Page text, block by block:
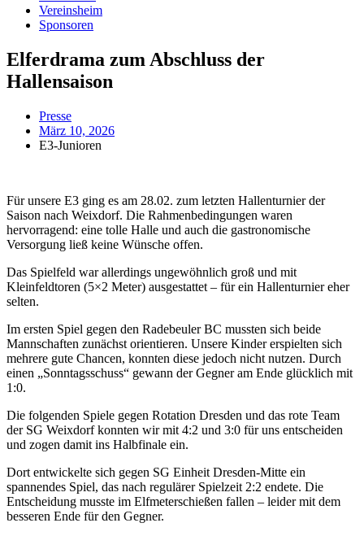
Vereinsheim
Sponsoren
Elferdrama zum Abschluss der
Hallensaison
Presse
März 10, 2026
E3-Junioren
Für unsere E3 ging es am 28.02. zum letzten Hallenturnier der
Saison nach Weixdorf. Die Rahmenbedingungen waren
hervorragend: eine tolle Halle und auch die gastronomische
Versorgung ließ keine Wünsche offen.
Das Spielfeld war allerdings ungewöhnlich groß und mit
Kleinfeldtoren (5×2 Meter) ausgestattet – für ein Hallenturnier eher
selten.
Im ersten Spiel gegen den Radebeuler BC mussten sich beide
Mannschaften zunächst orientieren. Unsere Kinder erspielten sich
mehrere gute Chancen, konnten diese jedoch nicht nutzen. Durch
einen „Sonntagsschuss“ gewann der Gegner am Ende glücklich mit
1:0.
Die folgenden Spiele gegen Rotation Dresden und das rote Team
der SG Weixdorf konnten wir mit 4:2 und 3:0 für uns entscheiden
und zogen damit ins Halbfinale ein.
Dort entwickelte sich gegen SG Einheit Dresden-Mitte ein
spannendes Spiel, das nach regulärer Spielzeit 2:2 endete. Die
Entscheidung musste im Elfmeterschießen fallen – leider mit dem
besseren Ende für den Gegner.